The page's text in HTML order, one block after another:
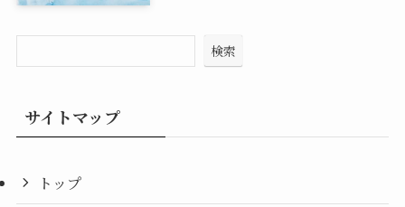
検索
サイトマップ
トップ